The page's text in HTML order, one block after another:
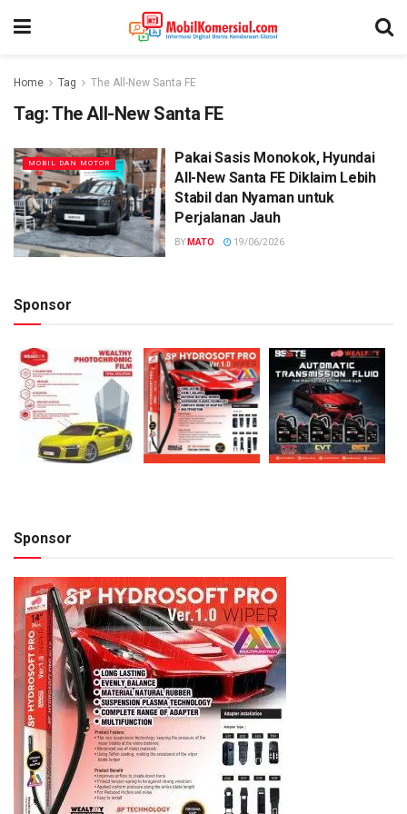
Home Tag The All-New Santa FE
Tag:The All-New Santa FE
MOBIL DAN MOTOR
Pakai Sasis Monokok, Hyundai
All-New Santa FE Diklaim Lebih
Stabil dan Nyaman untuk
Perjalanan Jauh
BY MATO 19/06/2026
Sponsor
Sponsor